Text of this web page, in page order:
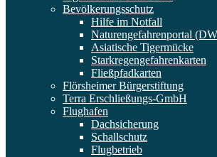
Bevölkerungsschutz
Hilfe im Notfall
Naturengefahrenportal
Asiatische Tigermücke
Starkregengefahrenkarten
Fließpfadkarten
Flörsheimer Bürgerstiftung
Terra Erschließungs-GmbH
Flughafen
Dachsicherung
Schallschutz
Flugbetrieb